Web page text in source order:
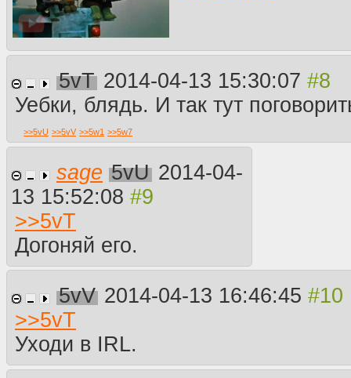
5vT 2014-04-13 15:30:07
Уебки, блядь. И так тут
>>5vU >>5vV >>5w1 >>5w7
sage 5vU 2014-04-
13 15:52:08
>>5vT
Догоняй его.
5vV 2014-04-13 16:46:45
>>5vT
Уходи в IRL.